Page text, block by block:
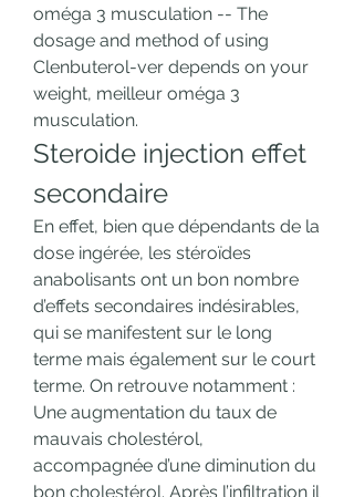
oméga 3 musculation -- The
dosage and method of using
Clenbuterol-ver depends on your
weight, meilleur oméga 3
musculation.
Steroide injection effet
secondaire
En effet, bien que dépendants de la
dose ingérée, les stéroïdes
anabolisants ont un bon nombre
d’effets secondaires indésirables,
qui se manifestent sur le long
terme mais également sur le court
terme. On retrouve notamment :
Une augmentation du taux de
mauvais cholestérol,
accompagnée d’une diminution du
bon cholestérol. Après l’infiltration il